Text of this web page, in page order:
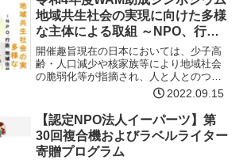
上げます。害虫駆除日…【詳細はコチ
ラ】
地域共生社会の実現に向けた多様
な主体による取組 ～NPO、行
政、地域住民、企業による連携の
形～
開催趣旨現在の日本においては、少子高
齢・人口減少や核家族等により地域社会
の脆弱化等が指摘され、人と人とのつな
がりが希薄になっています。また、新型
コロナウイルス感染症の流行により、
人々の孤独や孤立が深刻化する中で、
「つながり」の重要性が改めて…【詳細
はコチラ】
2022.09.15
【認定NPO法人イーパーツ】第
30回複合機およびラベルライター
寄贈プログラム